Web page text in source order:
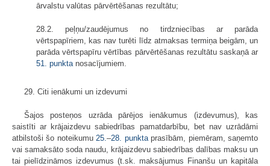
ārvalstu valūtas pārvērtēšanas rezultātu;
28.2. peļņu/zaudējumus no tirdzniecības ar parāda
vērtspapīriem, kas nav turēti līdz atmaksas termiņa beigām, un
parāda vērtspapīru vērtības pārvērtēšanas rezultātu saskaņā ar
51. punkta nosacījumiem.
29. Citi ienākumi un izdevumi
Šajos posteņos uzrāda pārējos ienākumus (izdevumus), kas
saistīti ar krājaizdevu sabiedrības pamatdarbību, bet nav uzrādāmi
atbilstoši šo noteikumu 25.–28. punktaprasībām, piemēram, saņemto
vai samaksāto soda naudu, krājaizdevu sabiedrības dalības maksu un
tai pielīdzināmos izdevumus (t.sk. maksājumus Finanšu un kapitāla